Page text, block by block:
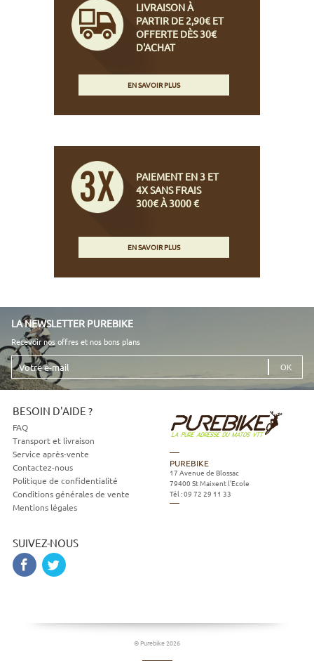
LIVRAISON À
PARTIR DE 2,90€ ET
OFFERTE DÈS 30€
D'ACHAT
EN SAVOIR PLUS
PAIEMENT EN 3 ET
4X SANS FRAIS
300€ À 3000 €
EN SAVOIR PLUS
LA NEWSLETTER PUREBIKE
Recevoir nos offres et nos bons plans
Votre
e-
mail
BESOIN D'AIDE ?
FAQ
Transport et livraison
Service après-vente
Contactez-nous
Politique de confidentialité
Conditions générales de vente
Mentions légales
SUIVEZ-NOUS
PUREBIKE
17 Avenue de Blossac
79400 St Maixent l'Ecole
Tél :09 72 29 11 33
© Purebike 2026